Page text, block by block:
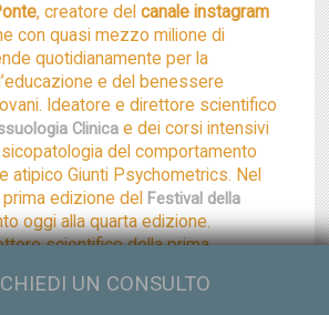
, creatore delcanale instagram
con quasi mezzo milione di
quotidianamente per la
e del benessere
Ideatore e direttore scientifico
Clinica e dei corsi intensivi
del comportamento
atipico Giunti Psychometrics. Nel
edizione del Festival della
oggi alla quarta edizione.
scientifico della prima
UN CONSULTO